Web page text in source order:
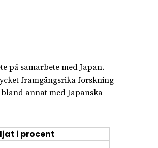
på samarbete med Japan.
framgångsrika forskning
annat med Japanska
i procent